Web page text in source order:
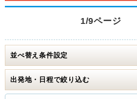
1/9ページ
並べ替え条件設定
出発地・日程で絞り込む